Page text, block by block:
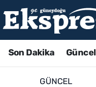
Son Dakika Güncel
GÜNCEL